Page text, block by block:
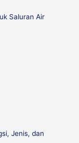
Saluran Air
Jenis, dan